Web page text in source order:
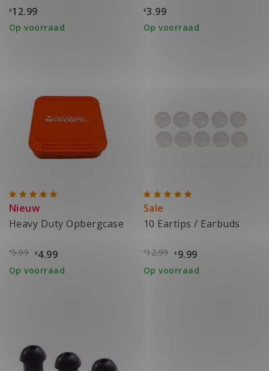
€12.99
Op voorraad
€3.99
Op voorraad
Nieuw
Heavy Duty Opbergcase
€5.99 €4.99
Op voorraad
Sale
10 Eartips / Earbuds
€12.99 €9.99
Op voorraad